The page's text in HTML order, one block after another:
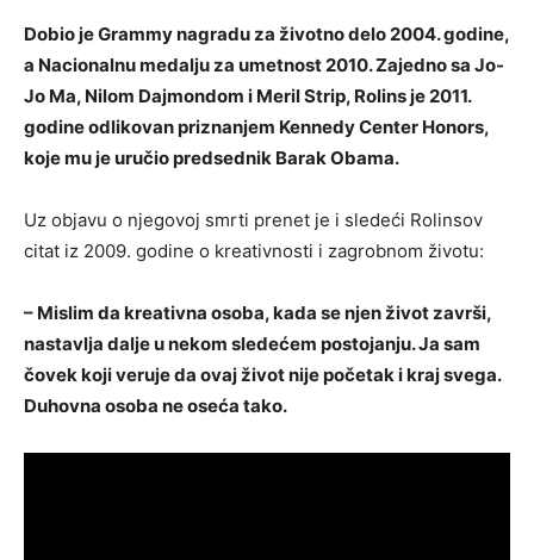
Dobio je Grammy nagradu za životno delo 2004. godine,
a Nacionalnu medalju za umetnost 2010. Zajedno sa Jo-
Jo Ma, Nilom Dajmondom i Meril Strip, Rolins je 2011.
godine odlikovan priznanjem Kennedy Center Honors,
koje mu je uručio predsednik Barak Obama.
Uz objavu o njegovoj smrti prenet je i sledeći Rolinsov
citat iz 2009. godine o kreativnosti i zagrobnom životu:
– Mislim da kreativna osoba, kada se njen život završi,
nastavlja dalje u nekom sledećem postojanju. Ja sam
čovek koji veruje da ovaj život nije početak i kraj svega.
Duhovna osoba ne oseća tako.